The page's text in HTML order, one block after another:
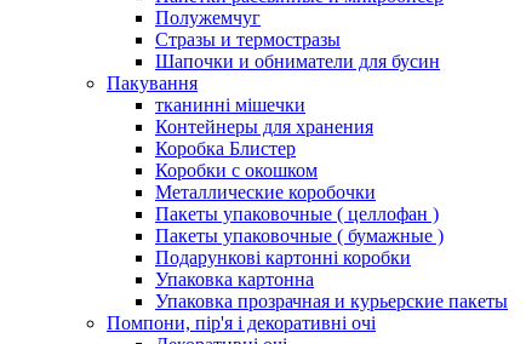
Полужемчуг
Стразы и термостразы
Шапочки и обниматели для бусин
Пакування
тканинні мішечки
Контейнеры для хранения
Коробка Блистер
Коробки с окошком
Металлические коробочки
Пакеты упаковочные ( целлофан )
Пакеты упаковочные ( бумажные )
Подарункові картонні коробки
Упаковка картонна
Упаковка прозрачная и курьерские пакеты
Помпони, пір'я і декоративні очі